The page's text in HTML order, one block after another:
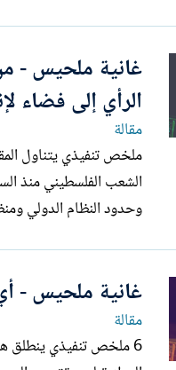
غانية ملحيس -
الرأي إلى فضاء
مقالة
ملخص
الشعب الفلسطيني منذ
وحدود النظام الدولي
غانية ملحيس -
مقالة
6 ملخص